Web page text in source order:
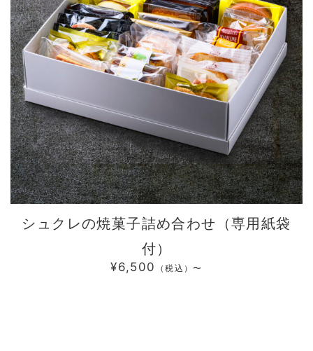
シュクレの焼菓子詰め合わせ（専用紙袋
付）
¥6,500 （税込）〜